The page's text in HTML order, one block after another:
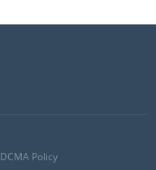
DCMA Policy